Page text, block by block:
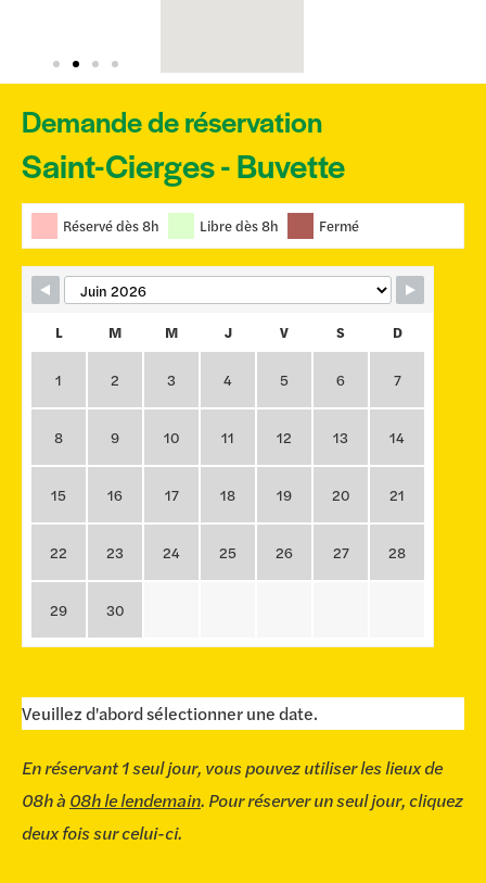
Demande de réservation
Skip Booking Form
Saint-Cierges - Buvette
Réservé dès 8h Libre dès 8h Fermé
L M M J V S D
1 2 3 4 5 6 7
8 9 10 11 12 13 14
15 16 17 18 19 20 21
22 23 24 25 26 27 28
29 30
Veuillez d'abord sélectionner une date.
En réservant 1 seul jour, vous pouvez utiliser les lieux de
08h à 08h le lendemain. Pour réserver un seul jour, cliquez
deux fois sur celui-ci.